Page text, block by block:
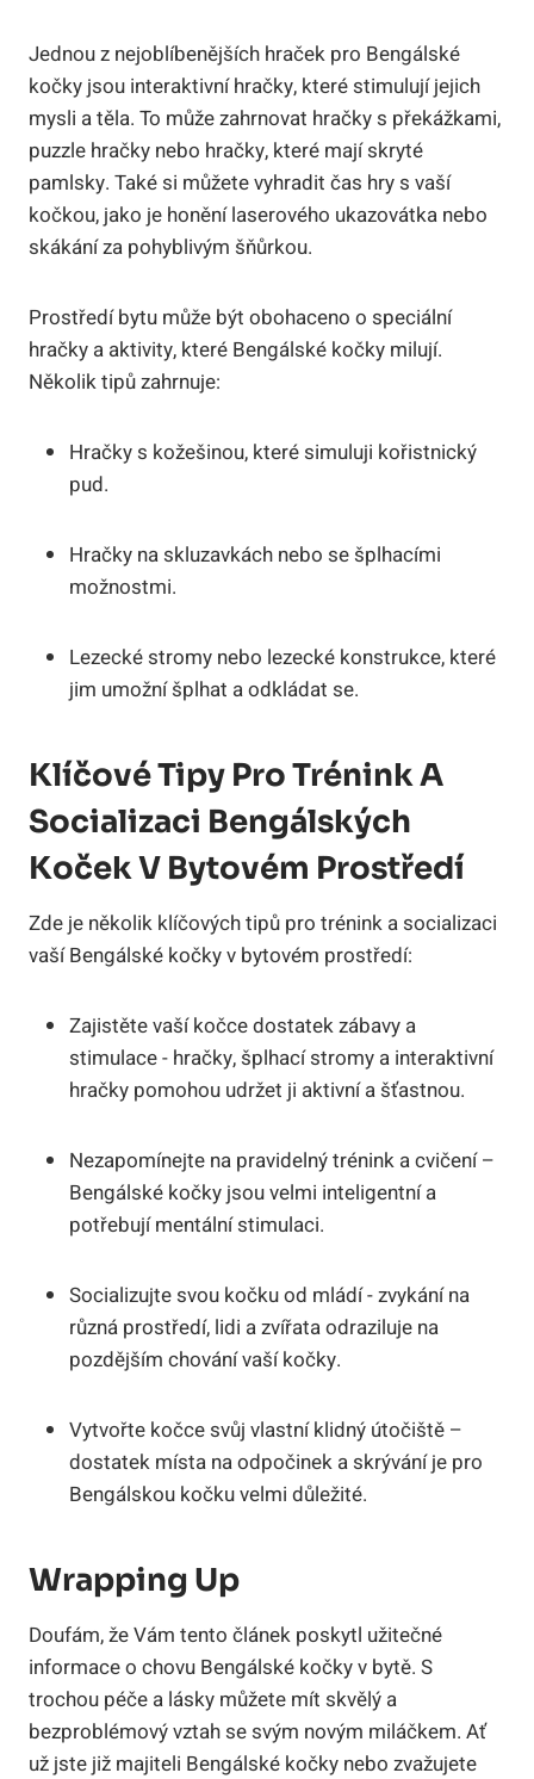
Jednou z nejoblíbenějších hraček pro Bengálské
kočky jsou‍ interaktivní hračky, které stimulují jejich
mysli a těla. To může zahrnovat hračky s překážkami,
puzzle hračky nebo hračky, které mají skryté⁣
pamlsky. Také si můžete vyhradit čas hry s⁣ vaší
kočkou, jako je honění‍ laserového ukazovátka nebo
skákání ⁤za pohyblivým šňůrkou.
Prostředí bytu⁤ může být obohaceno o speciální
hračky a aktivity, které⁣ Bengálské kočky milují.⁢
Několik tipů zahrnuje:
Hračky s kožešinou, které simuluji kořistnický
pud.
Hračky na⁣ skluzavkách nebo se ‍šplhacími
možnostmi.
Lezecké stromy nebo lezecké ‍konstrukce,⁢ které
jim⁤ umožní šplhat a odkládat⁣ se.
Klíčové Tipy Pro Trénink A
‍socializaci Bengálských
Koček ​v Bytovém Prostředí
Zde je několik klíčových tipů pro trénink⁤ a socializaci
vaší Bengálské kočky v bytovém⁤ prostředí:
Zajistěte vaší⁤ kočce dostatek zábavy⁤ a
stimulace ⁣- hračky, šplhací stromy a interaktivní
hračky pomohou udržet ji aktivní a ⁤šťastnou.
Nezapomínejte⁤ na pravidelný trénink a cvičení⁤ –
‍Bengálské ​kočky jsou velmi inteligentní a ​
potřebují⁤ mentální stimulaci.
Socializujte svou kočku od mládí -⁤ zvykání na
různá prostředí, lidi a⁢ zvířata odraziluje ​na
pozdějším chování vaší kočky.
Vytvořte kočce svůj vlastní ​klidný útočiště –
dostatek místa ‌na odpočinek a skrývání je pro
Bengálskou kočku velmi důležité.
Wrapping Up
Doufám, že Vám tento článek poskytl užitečné
informace ⁣o chovu Bengálské kočky v bytě. S
trochou péče a lásky můžete mít skvělý a
bezproblémový ⁣vztah se ⁤svým ⁣novým miláčkem. Ať
už ⁣jste již majiteli Bengálské⁤ kočky nebo zvažujete